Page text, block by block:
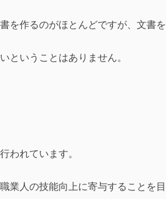
を作るのがほとんどですが、文書
ということはありません。
われています。
業人の技能向上に寄与することを